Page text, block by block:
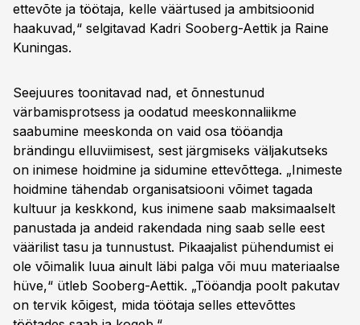
ettevõte ja töötaja, kelle väärtused ja ambitsioonid
haakuvad,“ selgitavad Kadri Sooberg-Aettik ja Raine
Kuningas.
Seejuures toonitavad nad, et õnnestunud
värbamisprotsess ja oodatud meeskonnaliikme
saabumine meeskonda on vaid osa tööandja
brändingu elluviimisest, sest järgmiseks väljakutseks
on inimese hoidmine ja sidumine ettevõttega. „Inimeste
hoidmine tähendab organisatsiooni võimet tagada
kultuur ja keskkond, kus inimene saab maksimaalselt
panustada ja andeid rakendada ning saab selle eest
väärilist tasu ja tunnustust. Pikaajalist pühendumist ei
ole võimalik luua ainult läbi palga või muu materiaalse
hüve,“ ütleb Sooberg-Aettik. „Tööandja poolt pakutav
on tervik kõigest, mida töötaja selles ettevõttes